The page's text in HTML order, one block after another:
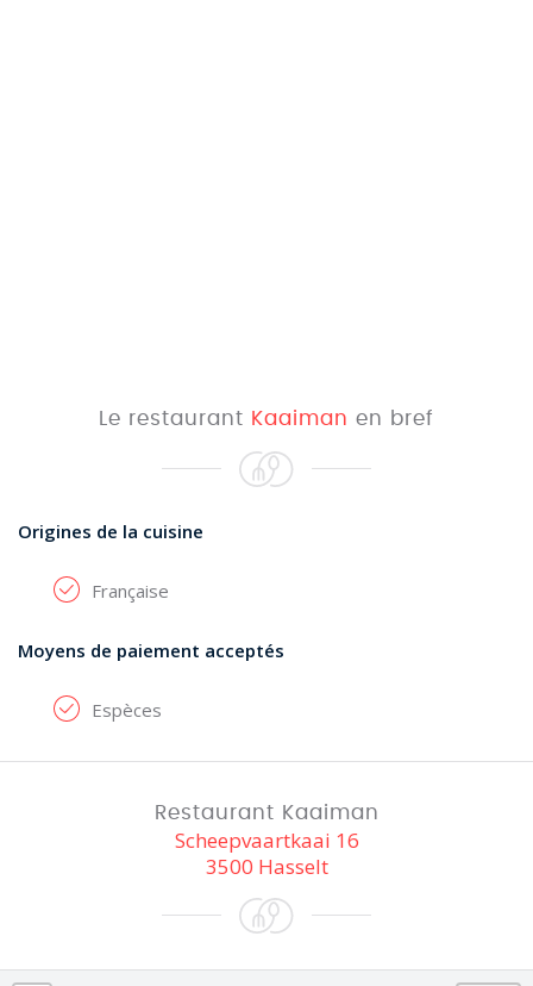
Le restaurant Kaaiman en bref
Origines de la cuisine
Française
Moyens de paiement acceptés
Espèces
Restaurant Kaaiman
Scheepvaartkaai 16
3500 Hasselt